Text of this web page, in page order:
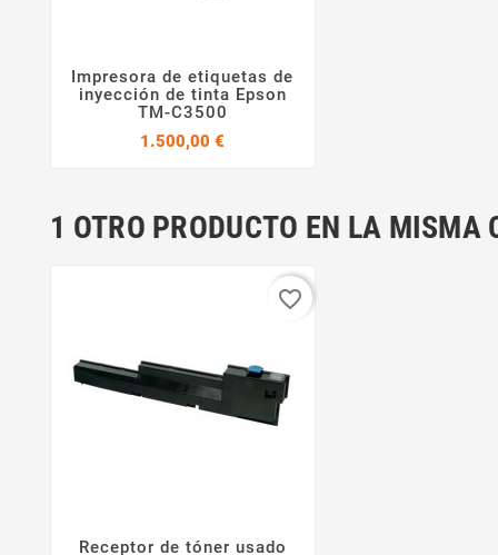
 
Impresora de etiquetas de
inyección de tinta Epson
TM-C3500
1.500,00 €
1 OTRO PRODUCTO EN LA MISMA
Receptor de tóner usado
favorite_border